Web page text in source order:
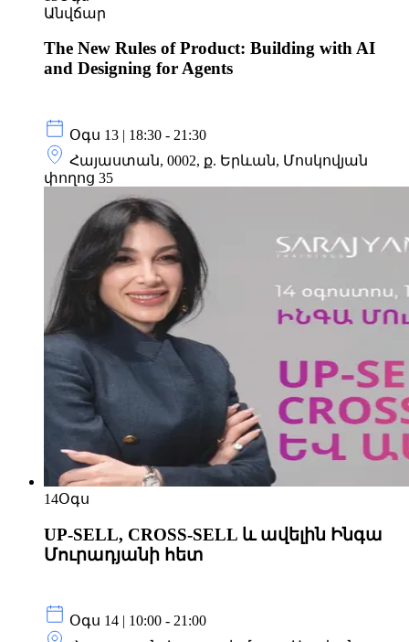
Անվճար
The New Rules of Product: Building with AI
and Designing for Agents
Օգս 13 | 18:30 - 21:30
Հայաստան, 0002, ք. Երևան, Մոսկովյան
փողոց 35
14Օգս
UP-SELL, CROSS-SELL և ավելին Ինգա
Մուրադյանի հետ
Օգս 14 | 10:00 - 21:00